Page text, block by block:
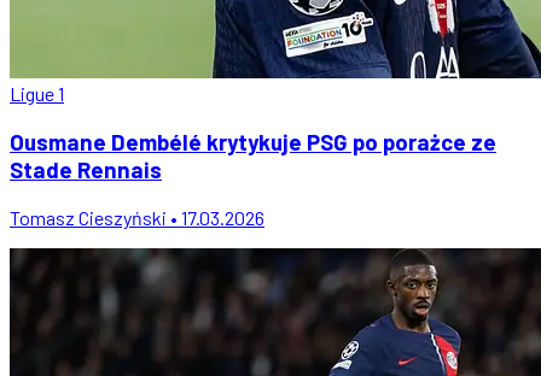
Ligue 1
Ousmane Dembélé krytykuje PSG po porażce ze
Stade Rennais
Tomasz Cieszyński • 17.03.2026